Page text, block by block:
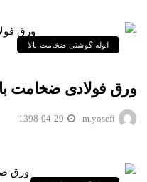
لوله گوشتی ضخامت بالا
ورق فولادی ضخامت
m.yosefi
1398-04-29